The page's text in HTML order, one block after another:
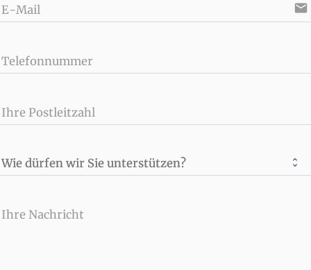
E-Mail email
Telefonnummer
Ihre Postleitzahl
Wie dürfen wir Sie unterstützen?
Ihre Nachricht